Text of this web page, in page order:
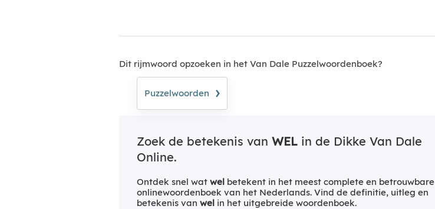
Dit rijmwoord opzoeken in het Van Dale Puzzelwoordenboek?
Puzzelwoorden ›
Zoek de betekenis van WEL in de Dikke Van Dale
Online.
Ontdek snel wat wel betekent in het meest complete en betrouwbare
onlinewoordenboek van het Nederlands. Vind de definitie, uitleg en
betekenis van wel in het uitgebreide woordenboek.